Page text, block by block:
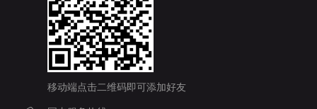
移动端点击二维码即可添加好友